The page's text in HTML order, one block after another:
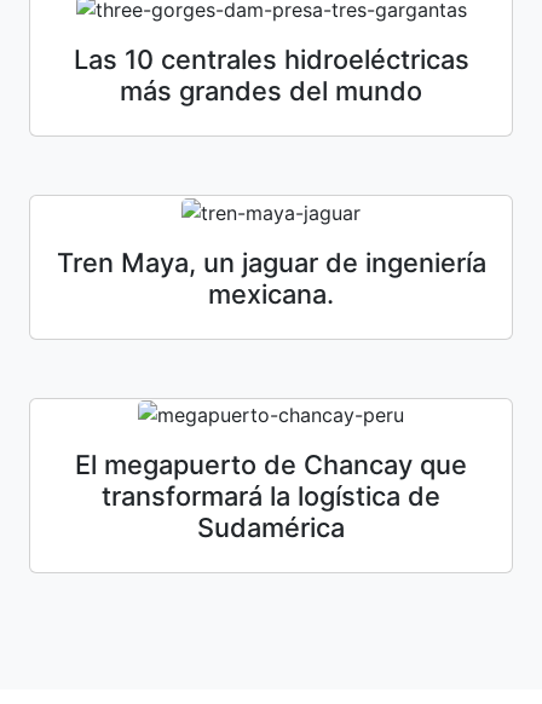
Las 10 centrales hidroeléctricas
más grandes del mundo
Tren Maya, un jaguar de ingeniería
mexicana.
El megapuerto de Chancay que
transformará la logística de
Sudamérica